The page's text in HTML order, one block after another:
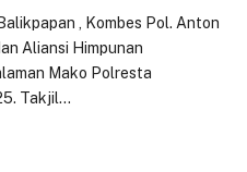
, Kombes Pol. Anton
Aliansi Himpunan
Mako Polresta
Takjil…